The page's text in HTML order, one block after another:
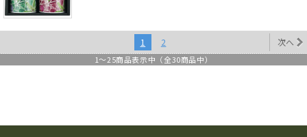
1 2 次へ
1～25商品表示中（全30商品中）